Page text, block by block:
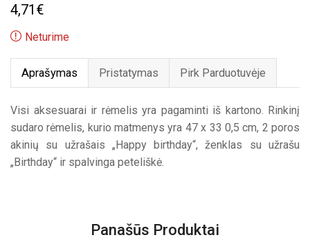
4,71 €
Neturime
Aprašymas Pristatymas Pirk Parduotuvėje
Visi aksesuarai ir rėmelis yra pagaminti iš kartono. Rinkinį
sudaro rėmelis, kurio matmenys yra 47 x 33 0,5 cm, 2 poros
akinių su užrašais „Happy birthday“, ženklas su užrašu
„Birthday“ ir spalvinga peteliškė.
Panašūs Produktai